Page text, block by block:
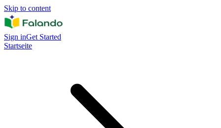
Skip to content
Sign inGet Started
Startseite